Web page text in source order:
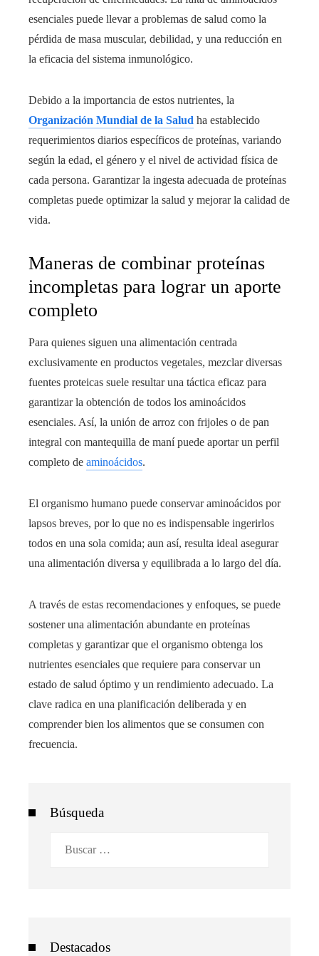
esenciales puede llevar a problemas de salud como la
pérdida de masa muscular, debilidad, y una reducción en
la eficacia del sistema inmunológico.
Debido a la importancia de estos nutrientes, la
Organización Mundial de la Salud ha establecido
requerimientos diarios específicos de proteínas, variando
según la edad, el género y el nivel de actividad física de
cada persona. Garantizar la ingesta adecuada de proteínas
completas puede optimizar la salud y mejorar la calidad de
vida.
Maneras de combinar proteínas
incompletas para lograr un aporte
completo
Para quienes siguen una alimentación centrada
exclusivamente en productos vegetales, mezclar diversas
fuentes proteicas suele resultar una táctica eficaz para
garantizar la obtención de todos los aminoácidos
esenciales. Así, la unión de arroz con frijoles o de pan
integral con mantequilla de maní puede aportar un perfil
completo de aminoácidos.
El organismo humano puede conservar aminoácidos por
lapsos breves, por lo que no es indispensable ingerirlos
todos en una sola comida; aun así, resulta ideal asegurar
una alimentación diversa y equilibrada a lo largo del día.
A través de estas recomendaciones y enfoques, se puede
sostener una alimentación abundante en proteínas
completas y garantizar que el organismo obtenga los
nutrientes esenciales que requiere para conservar un
estado de salud óptimo y un rendimiento adecuado. La
clave radica en una planificación deliberada y en
comprender bien los alimentos que se consumen con
frecuencia.
Búsqueda
Destacados